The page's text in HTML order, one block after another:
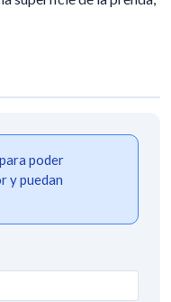
poder
y puedan